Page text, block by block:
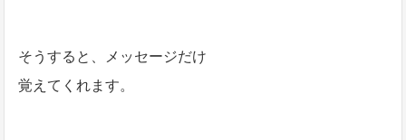
そうすると、メッセージだけ
覚えてくれます。